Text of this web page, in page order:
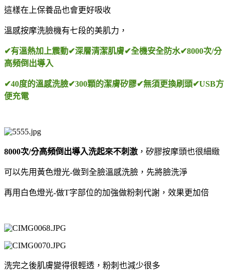
這樣在上保養品也會更好吸收
溫感按摩洗臉機有七段的美肌力，
✔有溫熱加上震動✔深層清潔肌膚✔全機安全防水✔8000次/分
高頻倒出導入
✔40度的溫感洗臉✔300顆的潔膚矽膠✔無須更換刷頭✔USB方
便充電
8000次/分高頻倒出導入洗起來不刺激 ，矽膠按摩頭也很細緻
可以先用黃色燈光-做到全臉溫感洗臉，先將臉洗淨
再用白色燈光-做T字部位的加強做粉刺代謝，效果更加倍
洗完之後肌膚變得很輕透，粉刺也減少很多